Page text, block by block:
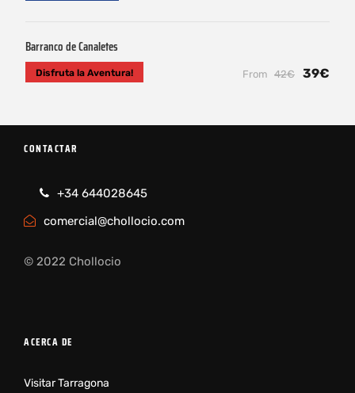
Barranco de Canaletes
Disfruta la Aventura! From 42€ 39€
CONTACTAR
+34 644028645
comercial@chollocio.com
© 2022 Chollocio
ACERCA DE
Visitar Tarragona